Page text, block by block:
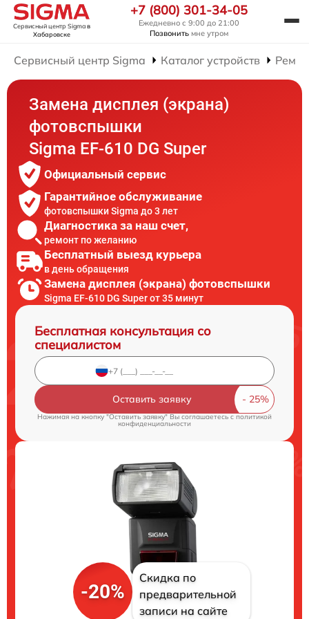
Сервисный центр Sigmaв
Хабаровске
+7 (800) 301-34-05
Ежедневно с 9:00 до 21:00
Позвонить мне утром
Сервисный центр Sigma Каталог устройств
Замена дисплея (экрана)
фотовспышки
Sigma EF-610 DG Super
Официальный сервис
Гарантийное обслуживание
фотовспышки Sigma до 3 лет
Диагностика за наш счет,
ремонт по желанию
Бесплатный выезд курьера
в день обращения
Замена дисплея (экрана) фотовспышки
Sigma EF-610 DG Super от 35 минут
Бесплатная консультация со
специалистом
Оставить заявку
Нажимая на кнопку "Оставить заявку" Вы соглашаетесь c политикой
конфиденциальности
-20%
Скидка по
предварительной
записи на сайте